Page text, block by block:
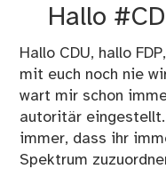
Hallo
Hallo CDU, hallo
mit euch noch nie
wart mir schon
autoritär
immer, dass ihr
Spektrum